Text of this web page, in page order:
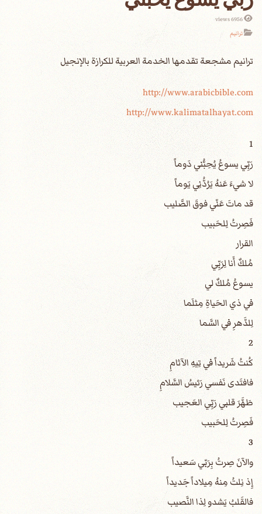
6956 views
ترانيم
http://www.arabicbible.com
http://www.kalimatalhayat.com
1
رَبِّي يسوعُ يُحِبُّني دَوماً
لا شيءَ عَنهُ يَرُدُّنِي يَوماً
قد ماتَ عَنّي فوقَ الصَّليب
فَصِرتُ لِلحَبيب
القرار
مُلكٌ أَنا لِرَبِّي
يسوعُ مُلكٌ لي
في ذي الحَياةِ مِثلَما
لِلدَّهرِ في السَّما
2
كُنتُ شَريداً في تِيهِ الآثامِ
فافتَدى نَفسي رَئيسُ السَّلامِ
طَهَّرَ قلبي رَبِّي العَجيب
فَصِرتُ لِلحَبيب
3
والآنَ صِرتُ بِرَبّي سَعيداً
إِذ نِلتُ مِنهُ مِيلاداً جَديداً
فالقَلبُ يَشدو لِذا النَّصيب